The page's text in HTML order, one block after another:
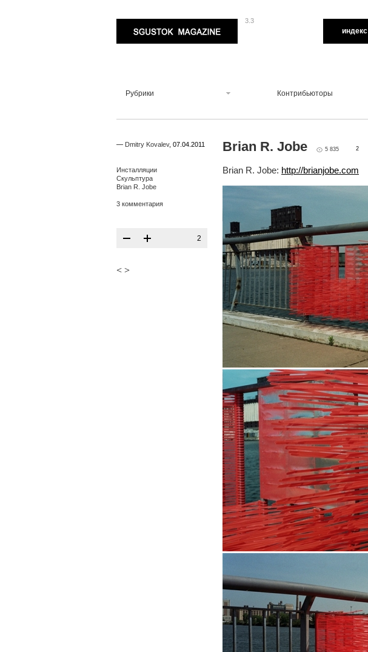
3.3
индекс
Рубрики Контрибьюторы
— Dmitry Kovalev, 07.04.2011
Инсталляции
Скульптура
Brian R. Jobe
3 комментария
2
< >
Brian R. Jobe 5 835 2
Brian R. Jobe: http://brianjobe.com